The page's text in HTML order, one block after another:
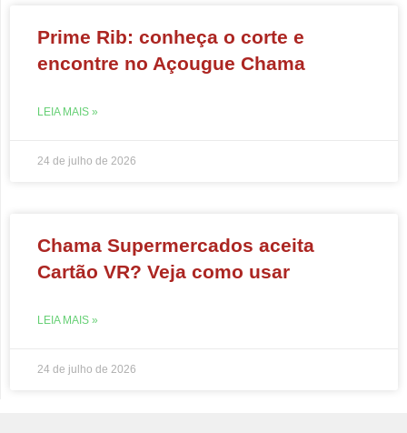
Prime Rib: conheça o corte e
encontre no Açougue Chama
LEIA MAIS »
24 de julho de 2026
Chama Supermercados aceita
Cartão VR? Veja como usar
LEIA MAIS »
24 de julho de 2026